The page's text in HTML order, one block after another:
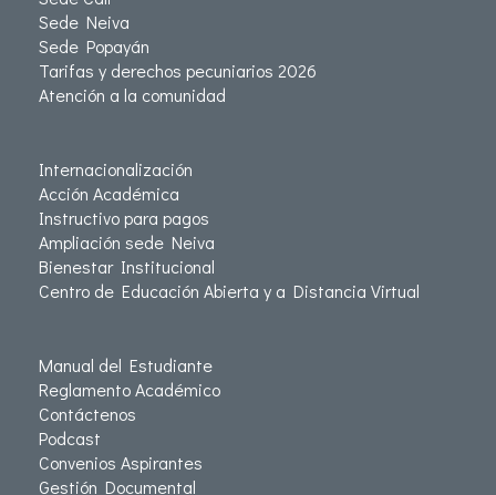
Sede Neiva
Sede Popayán
Tarifas y derechos pecuniarios 2026
Atención a la comunidad
Internacionalización
Acción Académica
Instructivo para pagos
Ampliación sede Neiva
Bienestar Institucional
Centro de Educación Abierta y a Distancia Virtual
Manual del Estudiante
Reglamento Académico
Contáctenos
Podcast
Convenios Aspirantes
Gestión Documental